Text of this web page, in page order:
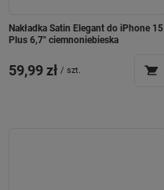
Nakładka Satin Elegant do iPhone 15
Plus 6,7" ciemnoniebieska
59,99 zł / szt.